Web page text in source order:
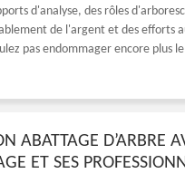
d'analyse, des rôles
de l'argent et des efforts
pas endommager encore plus
ABATTAGE D’ARBRE
ET SES